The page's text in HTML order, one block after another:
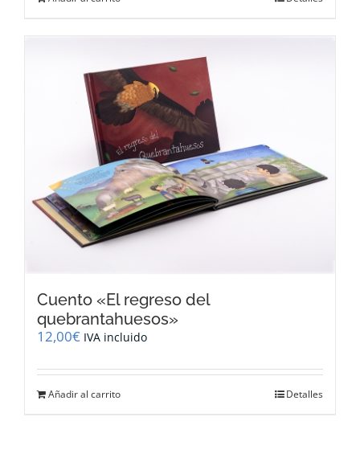
Cuento «El regreso del
quebrantahuesos»
12,00€ IVA incluido
Añadir al carrito Detalles